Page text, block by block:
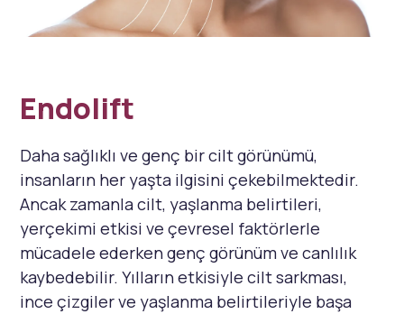
Endolift
Daha sağlıklı ve genç bir cilt görünümü,
insanların her yaşta ilgisini çekebilmektedir.
Ancak zamanla cilt, yaşlanma belirtileri,
yerçekimi etkisi ve çevresel faktörlerle
mücadele ederken genç görünüm ve canlılık
kaybedebilir. Yılların etkisiyle cilt sarkması,
ince çizgiler ve yaşlanma belirtileriyle başa